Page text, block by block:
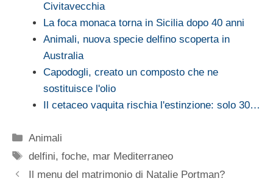
Civitavecchia
La foca monaca torna in Sicilia dopo 40 anni
Animali, nuova specie delfino scoperta in
Australia
Capodogli, creato un composto che ne
sostituisce l'olio
Il cetaceo vaquita rischia l'estinzione: solo 30…
Categorie
Animali
Tag
delfini,foche, mar Mediterraneo
Il menu del matrimonio di Natalie Portman?